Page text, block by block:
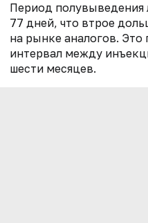
Период полувыведения
77 дней, что втрое
на рынке аналогов. Это
интервал между
шести месяцев.